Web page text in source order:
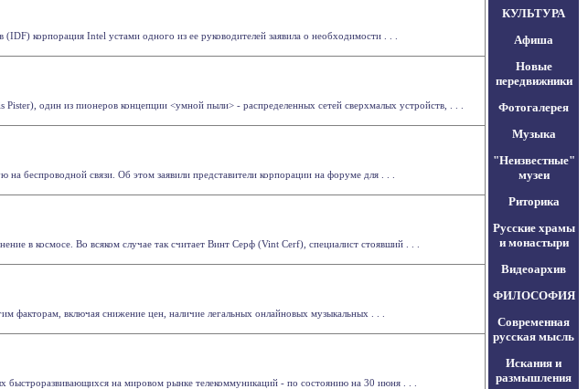
корпорация Intel устами одного из ее руководителей заявила о необходимости . . .
один из пионеров концепции <умной пыли> - распределенных сетей сверхмалых устройств, . . .
беспроводной связи. Об этом заявили представители корпорации на форуме для . . .
в космосе. Во всяком случае так считает Винт Серф (Vint Cerf), специалист стоявший . . .
факторам, включая снижение цен, наличие легальных онлайновых музыкальных . . .
быстроразвивающихся на мировом рынке телекоммуникаций - по состоянию на 30 июня . . .
КУЛЬТУРА
Афиша
Новые
передвижники
Фотогалерея
Музыка
"Неизвестные"
музеи
Риторика
Русские храмы
и монастыри
Видеоархив
ФИЛОСОФИЯ
Современная
русская мысль
Искания и
размышления